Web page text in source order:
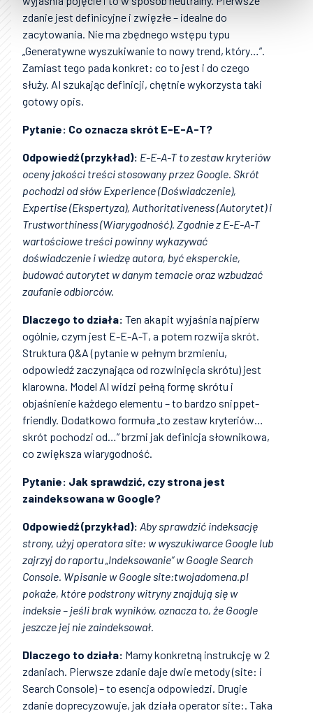
zdanie jest definicyjne i zwięzłe – idealne do
zacytowania. Nie ma zbędnego wstępu typu
„Generatywne wyszukiwanie to nowy trend, który…”.
Zamiast tego pada konkret: co to jest i do czego
służy. AI szukając definicji, chętnie wykorzysta taki
gotowy opis.
Pytanie: Co oznacza skrót E-E-A-T?
Odpowiedź (przykład): E-E-A-T to zestaw kryteriów
oceny jakości treści stosowany przez Google. Skrót
pochodzi od słów Experience (Doświadczenie),
Expertise (Ekspertyza), Authoritativeness (Autorytet) i
Trustworthiness (Wiarygodność). Zgodnie z E-E-A-T
wartościowe treści powinny wykazywać
doświadczenie i wiedzę autora, być eksperckie,
budować autorytet w danym temacie oraz wzbudzać
zaufanie odbiorców.
Dlaczego to działa: Ten akapit wyjaśnia najpierw
ogólnie, czym jest E-E-A-T, a potem rozwija skrót.
Struktura Q&A (pytanie w pełnym brzmieniu,
odpowiedź zaczynająca od rozwinięcia skrótu) jest
klarowna. Model AI widzi pełną formę skrótu i
objaśnienie każdego elementu – to bardzo snippet-
friendly. Dodatkowo formuła „to zestaw kryteriów…
skrót pochodzi od…” brzmi jak definicja słownikowa,
co zwiększa wiarygodność.
Pytanie: Jak sprawdzić, czy strona jest
zaindeksowana w Google?
Odpowiedź (przykład): Aby sprawdzić indeksację
strony, użyj operatora site: w wyszukiwarce Google lub
zajrzyj do raportu „Indeksowanie” w Google Search
Console. Wpisanie w Google site:twojadomena.pl
pokaże, które podstrony witryny znajdują się w
indeksie – jeśli brak wyników, oznacza to, że Google
jeszcze jej nie zaindeksował.
Dlaczego to działa: Mamy konkretną instrukcję w 2
zdaniach. Pierwsze zdanie daje dwie metody (site: i
Search Console) – to esencja odpowiedzi. Drugie
zdanie doprecyzowuje, jak działa operator site:. Taka